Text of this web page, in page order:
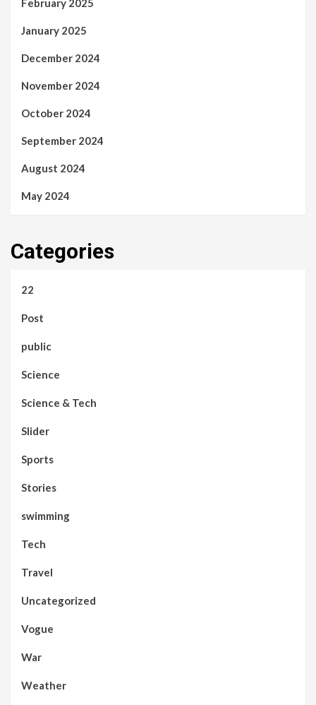
February 2025
January 2025
December 2024
November 2024
October 2024
September 2024
August 2024
May 2024
Categories
22
Post
public
Science
Science & Tech
Slider
Sports
Stories
swimming
Tech
Travel
Uncategorized
Vogue
War
Weather